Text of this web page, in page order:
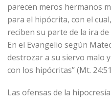
parecen meros hermanos
para el hipócrita, con el
reciben su parte de la ira
En el Evangelio según
destrozar a su siervo malo
con los hipócritas” (Mt.
Las ofensas de la hipocresía